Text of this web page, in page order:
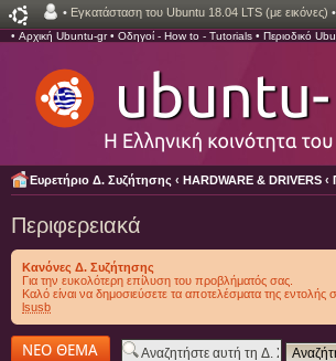
• Εγκατάσταση του Ubuntu 18.04 LTS (με εικόνες) •
• Αρχική Ubuntu-gr• Οδηγοί - How to - Tutorials • Περιοδικό
Ευρετήριο Δ. Συζήτησης ‹ HARDWARE & DRIVERS ‹
Περιφερειακά
Κανόνες Δ. Συζήτησης
Για την ευκολότερη επίλυση του προβλήματός σας.
Καλό είναι να δημοσιεύσετε τα αποτελέσματα της εντολής
lsusb
Δημιουργία νέου
θέματος